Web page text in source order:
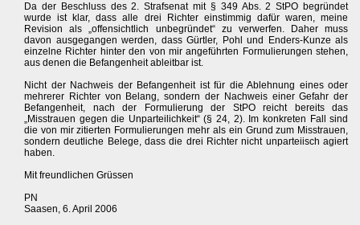
Da der Beschluss des 2. Strafsenat mit § 349 Abs. 2 StPO begründet
wurde ist klar, dass alle drei Richter einstimmig dafür waren, meine
Revision als „offensichtlich unbegründet“ zu verwerfen. Daher muss
davon ausgegangen werden, dass Gürtler, Pohl und Enders-Kunze als
einzelne Richter hinter den von mir angeführten Formulierungen stehen,
aus denen die Befangenheit ableitbar ist.
Nicht der Nachweis der Befangenheit ist für die Ablehnung eines oder
mehrerer Richter von Belang, sondern der Nachweis einer Gefahr der
Befangenheit, nach der Formulierung der StPO reicht bereits das
„Misstrauen gegen die Unparteilichkeit“ (§ 24, 2). Im konkreten Fall sind
die von mir zitierten Formulierungen mehr als ein Grund zum Misstrauen,
sondern deutliche Belege, dass die drei Richter nicht unparteiisch agiert
haben.
Mit freundlichen Grüssen
PN
Saasen, 6. April 2006